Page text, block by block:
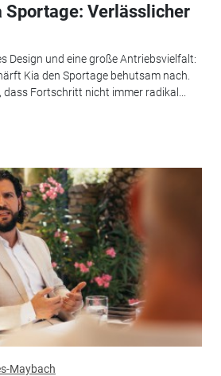
Sportage: Verlässlicher
Design und eine große Antriebsvielfalt:
Kia den Sportage behutsam nach.
dass Fortschritt nicht immer radikal...
Maybach